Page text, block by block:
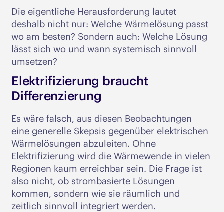
Die eigentliche Herausforderung lautet
deshalb nicht nur: Welche Wärmelösung passt
wo am besten? Sondern auch: Welche Lösung
lässt sich wo und wann systemisch sinnvoll
umsetzen?
Elektrifizierung braucht
Differenzierung
Es wäre falsch, aus diesen Beobachtungen
eine generelle Skepsis gegenüber elektrischen
Wärmelösungen abzuleiten. Ohne
Elektrifizierung wird die Wärmewende in vielen
Regionen kaum erreichbar sein. Die Frage ist
also nicht, ob strombasierte Lösungen
kommen, sondern wie sie räumlich und
zeitlich sinnvoll integriert werden.